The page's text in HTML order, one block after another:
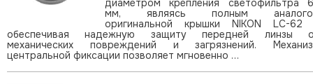
диаметром крепления светофильтра
мм, являясь полным
оригинальной крышки NIKON LC-62
обеспечивая надежную защиту передней линзы
механических повреждений и загрязнений.
центральной фиксации позволяет мгновенно …